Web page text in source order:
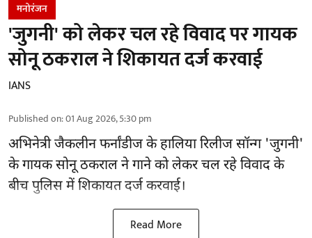
मनोरंजन
'जुगनी' को लेकर चल रहे विवाद पर गायक
सोनू ठकराल ने शिकायत दर्ज करवाई
IANS
Published on:01 Aug 2026, 5:30 pm
अभिनेत्री जैकलीन फर्नांडीज के हालिया रिलीज सॉन्ग 'जुगनी'
के गायक सोनू ठकराल ने गाने को लेकर चल रहे विवाद के
बीच पुलिस में शिकायत दर्ज करवाई।
Read More